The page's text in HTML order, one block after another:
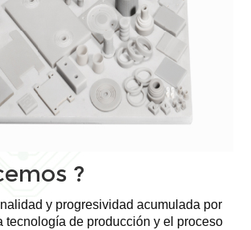
?
y progresividad acumulada por
tecnología de producción y el proceso